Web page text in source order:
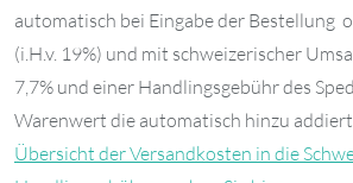
automatisch bei Eingabe der Bestellung
(i.H.v. 19%) und mit schweizerischer
7,7% und einer Handlingsgebühr des
Warenwert die automatisch hinzu addiert
Übersicht der Versandkosten in die